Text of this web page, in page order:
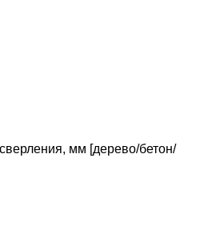
мм [дерево/бетон/